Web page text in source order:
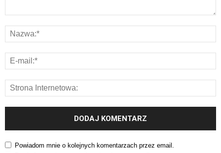
Powiadom mnie o kolejnych komentarzach przez email.